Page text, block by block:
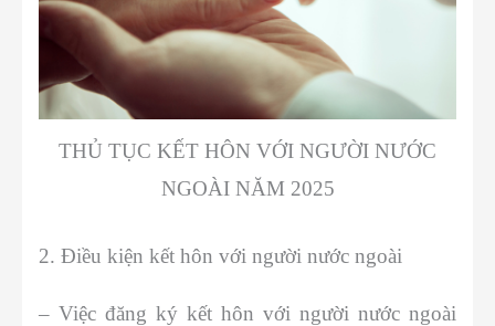
THỦ TỤC KẾT HÔN VỚI NGƯỜI NƯỚC
NGOÀI NĂM 2025
2. Điều kiện kết hôn với người nước ngoài
– Việc đăng ký kết hôn với người nước ngoài